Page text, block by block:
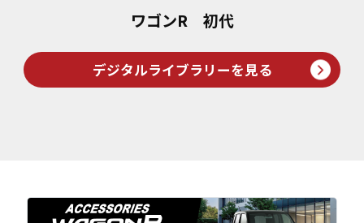
ワゴンR 初代
デジタルライブラリーを見る